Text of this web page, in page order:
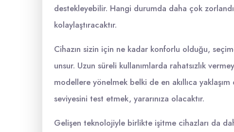
destekleyebilir. Hangi durumda daha çok
kolaylaştıracaktır.
Cihazın sizin için ne kadar konforlu olduğu,
unsur. Uzun süreli kullanımlarda rahatsızlık
modellere yönelmek belki de en akıllıca
seviyesini test etmek, yararınıza olacaktır.
Gelişen teknolojiyle birlikte işitme cihazları da